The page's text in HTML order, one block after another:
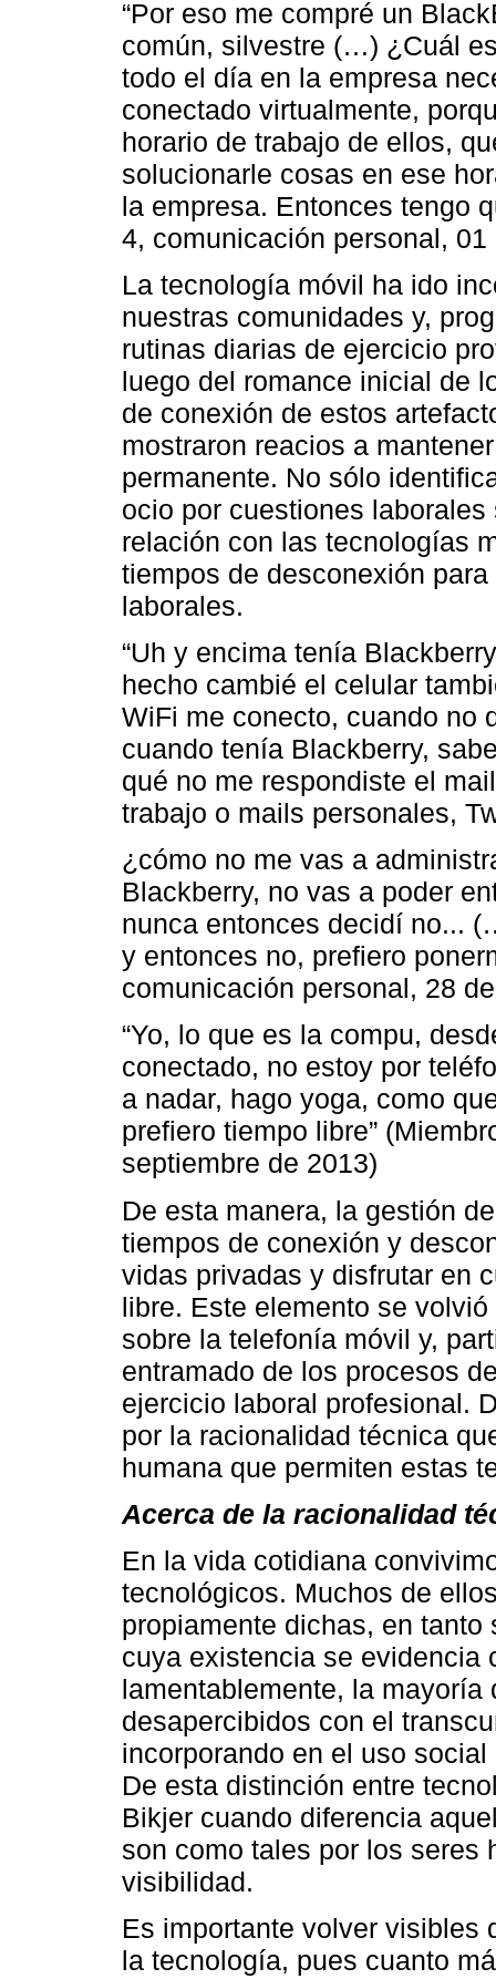
“Por eso me compré un
común, silvestre (…) ¿Cuál
todo el día en la empresa
conectado virtualmente,
horario de trabajo de ellos,
solucionarle cosas en ese
la empresa. Entonces tengo
4, comunicación personal,
La tecnología móvil ha ido
nuestras comunidades y,
rutinas diarias de ejercicio
luego del romance inicial de
de conexión de estos
mostraron reacios a
permanente. No sólo
ocio por cuestiones
relación con las tecnologías
tiempos de desconexión
laborales.
“Uh y encima tenía
hecho cambié el celular
WiFi me conecto, cuando no
cuando tenía Blackberry,
qué no me respondiste el
trabajo o mails personales,
¿cómo no me vas a
Blackberry, no vas a poder
nunca entonces decidí no...
y entonces no, prefiero
comunicación personal, 28
“Yo, lo que es la compu,
conectado, no estoy por
a nadar, hago yoga, como
prefiero tiempo libre”
septiembre de 2013)
De esta manera, la gestión
tiempos de conexión y
vidas privadas y disfrutar en
libre. Este elemento se
sobre la telefonía móvil y,
entramado de los procesos
ejercicio laboral profesional.
por la racionalidad técnica
humana que permiten estas
Acerca de la racionalidad
En la vida cotidiana
tecnológicos. Muchos de
propiamente dichas, en
cuya existencia se evidencia
lamentablemente, la mayoría
desapercibidos con el
incorporando en el uso
De esta distinción entre
Bikjer cuando diferencia
son como tales por los seres
visibilidad.
Es importante volver visibles
la tecnología, pues cuanto